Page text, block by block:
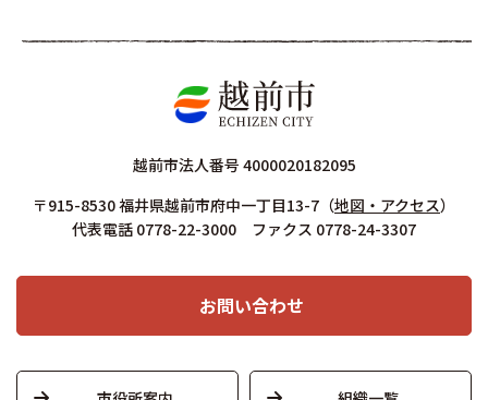
越前市法人番号 4000020182095
〒915-8530 福井県越前市府中一丁目13-7 （地図・アクセス）
代表電話 0778-22-3000 ファクス 0778-24-3307
お問い合わせ